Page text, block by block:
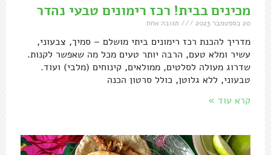
מכינים בבית! רכז רימונים טבעי נהדר
20 בספטמבר 2023 תגובה אחת
מדריך להכנת רכז רימונים ביתי מושלם – סמיך, צבעוני,
עשיר ומלא טעם, הרבה יותר טעים מכל מה שאפשר לקנות.
שדרוג מעולה לסלטים, ממולאים, קינוחים (מלבי) ועוד.
טבעוני, ללא גלוטן, כולל סרטון הכנה
קרא עוד »